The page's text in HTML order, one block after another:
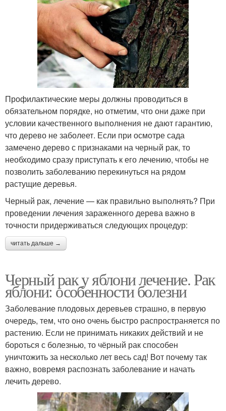
Профилактические меры должны проводиться в
обязательном порядке, но отметим, что они даже при
условии качественного выполнения не дают гарантию,
что дерево не заболеет. Если при осмотре сада
замечено дерево с признаками на черный рак, то
необходимо сразу приступать к его лечению, чтобы не
позволить заболеванию перекинуться на рядом
растущие деревья.
Черный рак, лечение — как правильно выполнять? При
проведении лечения зараженного дерева важно в
точности придерживаться следующих процедур:
читать дальше →
Черный рак у яблони лечение. Рак
яблони: особенности болезни
Заболевание плодовых деревьев страшно, в первую
очередь, тем, что оно очень быстро распространяется по
растению. Если не принимать никаких действий и не
бороться с болезнью, то чёрный рак способен
уничтожить за несколько лет весь сад! Вот почему так
важно, вовремя распознать заболевание и начать
лечить дерево.